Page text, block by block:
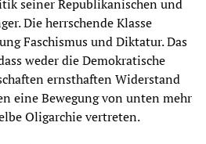
seiner Republikanischen und
Die herrschende Klasse
Faschismus und Diktatur. Das
weder die Demokratische
ernsthaften Widerstand
eine Bewegung von unten mehr
Oligarchie vertreten.